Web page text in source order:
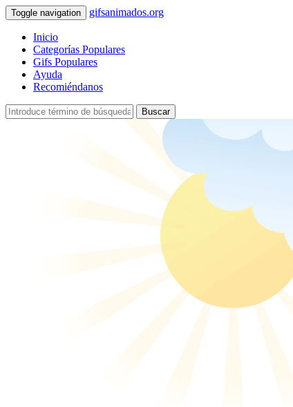
Toggle navigation gifsanimados.org
Inicio
Categorías Populares
Gifs Populares
Ayuda
Recomiéndanos
Buscar